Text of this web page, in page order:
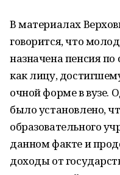
В материалах
говорится, что
назначена пенсия
как лицу,
очной форме в вузе.
было установлено,
образовательного
данном факте и
доходы от